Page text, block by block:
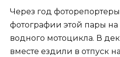
Через год
фотографии этой пары на
водного мотоцикла. В
вместе ездили в отпуск